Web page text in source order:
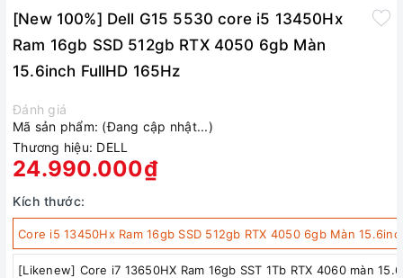
[New 100%] Dell G15 5530 core i5 13450Hx
Ram 16gb SSD 512gb RTX 4050 6gb Màn
15.6inch FullHD 165Hz
Đánh giá
Mã sản phẩm: (Đang cập nhật...)
Thương hiệu: DELL
24.990.000₫
Kích thước:
Core i5 13450Hx Ram 16gb SSD 512gb RTX 4050 6gb Màn
[Likenew] Core i7 13650HX Ram 16gb SST 1Tb RTX 4060 màn